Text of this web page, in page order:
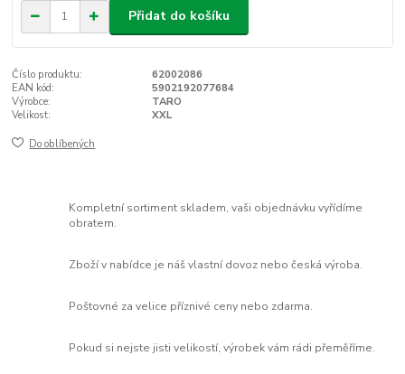
Přidat do košíku
Číslo produktu:
62002086
EAN kód:
5902192077684
Výrobce:
TARO
Velikost:
XXL
Do oblíbených
Kompletní sortiment skladem, vaši objednávku vyřídíme
obratem.
Zboží v nabídce je náš vlastní dovoz nebo česká výroba.
Poštovné za velice příznivé ceny nebo zdarma.
Pokud si nejste jisti velikostí, výrobek vám rádi přeměříme.